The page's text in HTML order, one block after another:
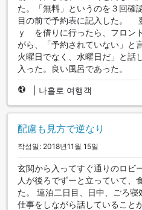
た。「無料」というのを３回確
目の前で予約表に記入した。
ｙ を借りに行ったら、フロン
がら、「予約されていない」と
火曜日でなく、水曜日だ」と話
入った。良い風呂であった。
나홀로 여행객
配慮も見方で逆なり
작성일: 2018년11월 15일
玄関から入ってすぐ通りのロビ
人が後ろでずーと立っていて、
た。 連泊二日目、日中、ごろ
仕事をしながら話していること